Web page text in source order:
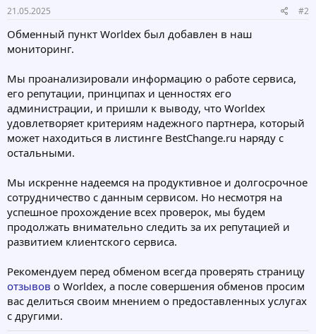
21.05.2025 #2
Обменный пункт Worldex был добавлен в наш
мониторинг.
Мы проанализировали информацию о работе сервиса,
его репутации, принципах и ценностях его
администрации, и пришли к выводу, что Worldex
удовлетворяет критериям надежного партнера, который
может находиться в листинге BestChange.ru наряду с
остальными.
Мы искренне надеемся на продуктивное и долгосрочное
сотрудничество с данным сервисом. Но несмотря на
успешное прохождение всех проверок, мы будем
продолжать внимательно следить за их репутацией и
развитием клиентского сервиса.
Рекомендуем перед обменом всегда проверять страницу
отзывов о Worldex, а после совершения обменов просим
вас делиться своим мнением о предоставленных услугах
с другими.